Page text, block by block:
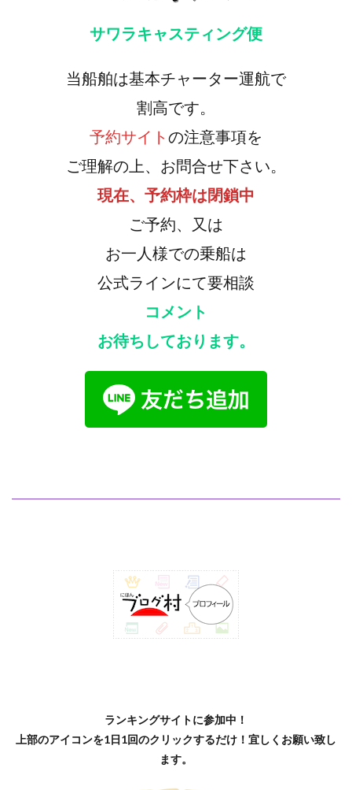
サワラキャスティング便
当船舶は基本チャーター運航で
割高です。
予約サイト の注意事項を
ご理解の上、お問合せ下さい。
現在、予約枠は閉鎖中
ご予約、又は
お一人様での乗船は
公式ラインにて要相談
コメント
お待ちしております。
ランキングサイトに参加中！
上部のアイコンを1日1回のクリックするだけ！宜しくお願い致し
ます。